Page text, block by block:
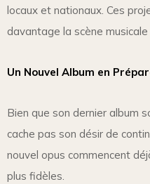
locaux et nationaux. Ces
davantage la scène
Un Nouvel Album en
Bien que son dernier album
cache pas son désir de
nouvel opus commencent
plus fidèles.